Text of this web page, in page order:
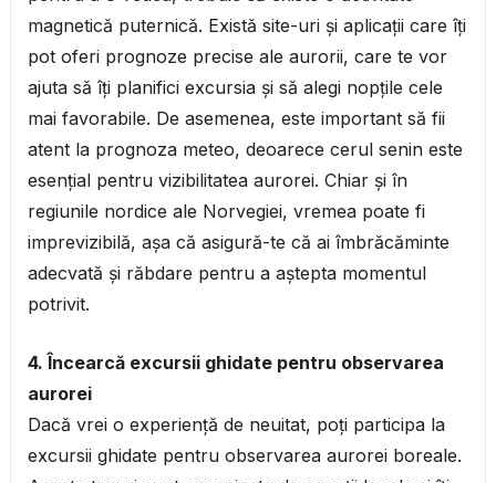
magnetică puternică. Există site-uri și aplicații care îți
pot oferi prognoze precise ale aurorii, care te vor
ajuta să îți planifici excursia și să alegi nopțile cele
mai favorabile. De asemenea, este important să fii
atent la prognoza meteo, deoarece cerul senin este
esențial pentru vizibilitatea aurorei. Chiar și în
regiunile nordice ale Norvegiei, vremea poate fi
imprevizibilă, așa că asigură-te că ai îmbrăcăminte
adecvată și răbdare pentru a aștepta momentul
potrivit.
4. Încearcă excursii ghidate pentru observarea
aurorei
Dacă vrei o experiență de neuitat, poți participa la
excursii ghidate pentru observarea aurorei boreale.